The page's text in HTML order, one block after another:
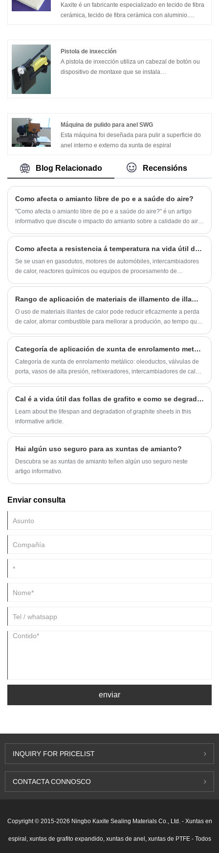
Kaxite é un fabricante especializado en tecido de fibra
cerámica, tecido de fibra cerámica con aluminio.
Pistola de inxección
A pistola de inxección utiliza un cabezal de botón ou
dispositivo de montaxe que se instala
Máquina de pulido para anel SWG
Esta máquina foi deseñada para pulir a superficie do
anel interno e externo da xunta de espiral
Blog Relacionado Recensións
Como afecta o amianto libre de po e a saúde do aire?
"Como afecta o amianto libre de po e a saúde do aire?" é un artigo
informativo que discute o impacto do amianto sobre a calidade do aire
Como afecta a resistencia á temperatura na vida útil das xuntas de goma?
Se se usan en gasodutos, motores de automóbiles, intercambiadores
de calor, reactores químicos ou equipos de procesamento de
estabilidade química e resistencia mecánica.
Rango de aplicación de materiais de illamento de illamento
O uso de materiais illantes de calor pode reducir eficazmente a perda
de calor, aforrar combustible para mellorar a produción, ao tempo que
Categoría de aplicación de xunta de enrolamento metálico
Categoría de xunta de enrolamento metálico: oleoductos, válvulas de
porta, vasos de alta presión, refrixeradores, intercambiadores de calor,
buques, maquinaria e equipos.
Cal é a vida útil das follas de grafito e como se degradan co paso do tempo?
Learn about the lifespan and degradation of graphite sheets in this
informative article.
Hai algún uso seguro para as xuntas de amianto?
Descubra se as xuntas de amianto teñen algún uso seguro neste
artigo informativo.
Enviar consulta
enviar
INQUIRY FOR PRICELIST
CONTACTA CONNOSCO
Copyright © 2015-2026 Ningbo Kaxite Sealing Materials Co., Ltd. - Xuntas en
espiral, xuntas de grafito expandido, xuntas de anel, xuntas de PTFE - Todos